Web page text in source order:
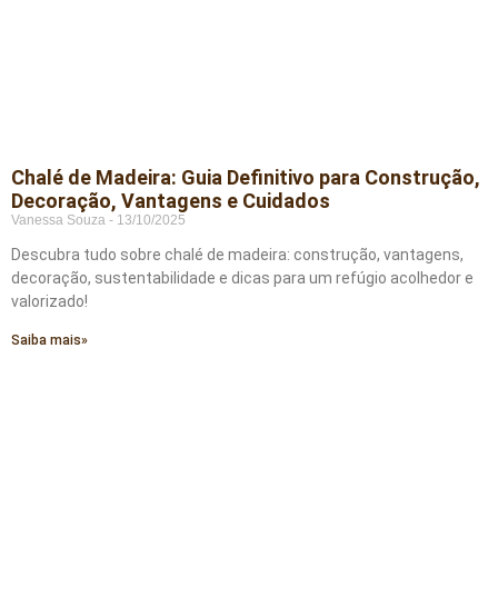
Chalé de Madeira: Guia Definitivo para Construção,
Decoração, Vantagens e Cuidados
Vanessa Souza 13/10/2025
Descubra tudo sobre chalé de madeira: construção, vantagens,
decoração, sustentabilidade e dicas para um refúgio acolhedor e
valorizado!
Saiba mais»